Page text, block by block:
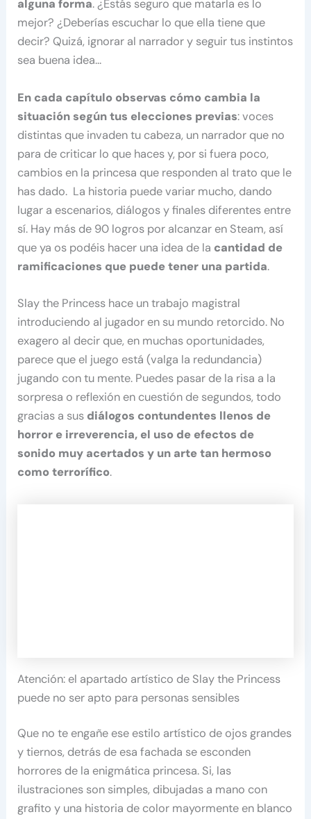
alguna forma. ¿Estás seguro que matarla es lo
mejor? ¿Deberías escuchar lo que ella tiene que
decir? Quizá, ignorar al narrador y seguir tus instintos
sea buena idea…
En cada capítulo observas cómo cambia la
situación según tus elecciones previas: voces
distintas que invaden tu cabeza, un narrador que no
para de criticar lo que haces y, por si fuera poco,
cambios en la princesa que responden al trato que le
has dado. La historia puede variar mucho, dando
lugar a escenarios, diálogos y finales diferentes entre
sí. Hay más de 90 logros por alcanzar en Steam, así
que ya os podéis hacer una idea de la cantidad de
ramificaciones que puede tener una partida.
Slay the Princess hace un trabajo magistral
introduciendo al jugador en su mundo retorcido. No
exagero al decir que, en muchas oportunidades,
parece que el juego está (valga la redundancia)
jugando con tu mente. Puedes pasar de la risa a la
sorpresa o reflexión en cuestión de segundos, todo
gracias a sus diálogos contundentes llenos de
horror e irreverencia, el uso de efectos de
sonido muy acertados y un arte tan hermoso
como terrorífico.
Atención: el apartado artístico de Slay the Princess
puede no ser apto para personas sensibles
Que no te engañe ese estilo artístico de ojos grandes
y tiernos, detrás de esa fachada se esconden
horrores de la enigmática princesa. Si, las
ilustraciones son simples, dibujadas a mano con
grafito y una historia de color mayormente en blanco